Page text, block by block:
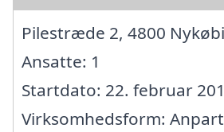
Pilestræde 2, 4800
Ansatte: 1
Startdato: 22. februar
Virksomhedsform: